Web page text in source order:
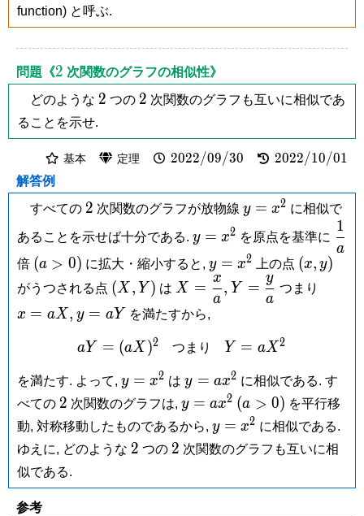
function) と呼ぶ.
問題《2
2 次関数のグラフの相似性》
どのような 2
2 つの 2
2 次関数のグラフも互いに相似であ
ることを示せ.
基本 定理 2022/09/30
2022/09/30 2022/10/01
2022/10/01
解答例
すべての 2
2 次関数のグラフが放物線 y =
y = x2 に相似で
あることを示せば十分である.
x^2
y = x2 を原点を基準に
{a}
a
1
倍 (a
>
0)
(a > 0) に拡大・縮小すると, y =
x^2
y = x2 上の点 (x,y)
(x, y)
がうつされる点 (X,Y)
(X , Y ) は X =
\dfrac{x}
{a},
X =
a
x
, Y =
\dfrac{y}
Y =
a
y
つまり
x = aX , y
aY
y = aY を満たすから,
aY =
aY = (aX )2 つまり Y =
Y = aX2
を満たす. よって, y =
x^2
y = x2 はy =
ax^2
y = ax2 に相似である. す
べての 2
2 次関数のグラフは, y =
ax^2
y = ax2 (a
>
0)
(a > 0) を平行移
動, 対称移動したものであるから, y =
x^2
y = x2 に相似である.
ゆえに, どのような 2
2 つの 2
2 次関数のグラフも互いに相
似である.
参考